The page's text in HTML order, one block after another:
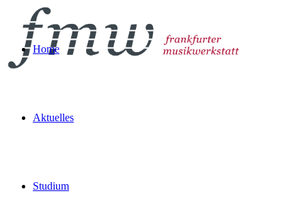
Home
Aktuelles
Studium